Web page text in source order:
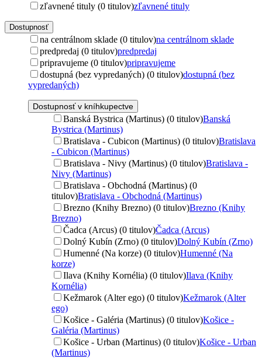
zľavnené tituly (0 titulov)zľavnené tituly
Dostupnosť
na centrálnom sklade (0 titulov)na centrálnom sklade
predpredaj (0 titulov)predpredaj
pripravujeme (0 titulov)pripravujeme
dostupná (bez vypredaných) (0 titulov)dostupná (bez
vypredaných)
Dostupnosť v kníhkupectve
Banská Bystrica (Martinus) (0 titulov)Banská
Bystrica (Martinus)
Bratislava - Cubicon (Martinus) (0 titulov)Bratislava
- Cubicon (Martinus)
Bratislava - Nivy (Martinus) (0 titulov)Bratislava -
Nivy (Martinus)
Bratislava - Obchodná (Martinus) (0
titulov)Bratislava - Obchodná (Martinus)
Brezno (Knihy Brezno) (0 titulov)Brezno (Knihy
Brezno)
Čadca (Arcus) (0 titulov)Čadca (Arcus)
Dolný Kubín (Zrno) (0 titulov)Dolný Kubín (Zrno)
Humenné (Na korze) (0 titulov)Humenné (Na
korze)
Ilava (Knihy Kornélia) (0 titulov)Ilava (Knihy
Kornélia)
Kežmarok (Alter ego) (0 titulov)Kežmarok (Alter
ego)
Košice - Galéria (Martinus) (0 titulov)Košice -
Galéria (Martinus)
Košice - Urban (Martinus) (0 titulov)Košice - Urban
(Martinus)